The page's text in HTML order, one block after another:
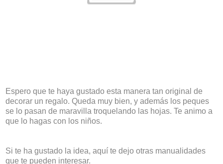
Espero que te haya gustado esta manera tan original de
decorar un regalo. Queda muy bien, y además los peques
se lo pasan de maravilla troquelando las hojas. Te animo a
que lo hagas con los niños.
Si te ha gustado la idea, aquí te dejo otras manualidades
que te pueden interesar.